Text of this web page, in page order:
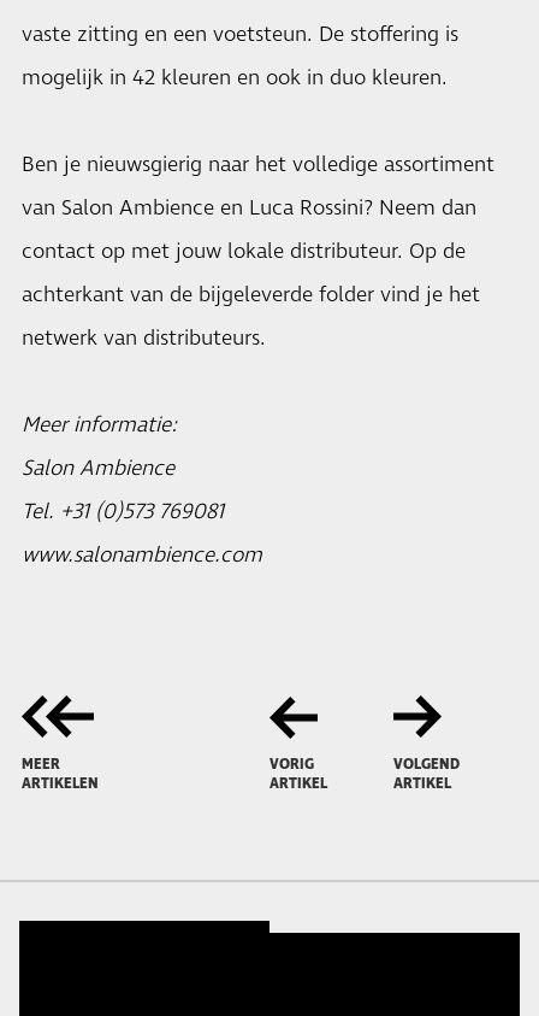
vaste zitting en een voetsteun. De stoffering is
mogelijk in 42 kleuren en ook in duo kleuren.
Ben je nieuwsgierig naar het volledige assortiment
van Salon Ambience en Luca Rossini? Neem dan
contact op met jouw lokale distributeur. Op de
achterkant van de bijgeleverde folder vind je het
netwerk van distributeurs.
Meer informatie:
Salon Ambience
Tel. +31 (0)573 769081
www.salonambience.com
MEER
ARTIKELEN
VORIG
ARTIKEL
VOLGEND
ARTIKEL